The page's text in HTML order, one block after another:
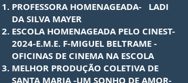
PROFESSORA HOMENAGEADA- LADI
DA SILVA MAYER
ESCOLA HOMENAGEADA PELO CINEST-
2024-E.M.E. F-MIGUEL BELTRAME -
OFICINAS DE CINEMA NA ESCOLA
MELHOR PRODUÇÃO COLETIVA DE
SANTA MARIA -UM SONHO DE AMOR-